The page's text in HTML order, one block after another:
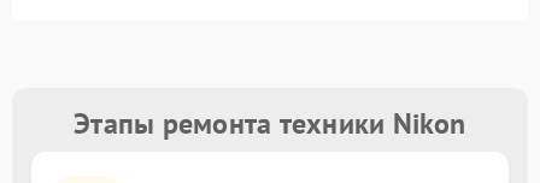
Этапы ремонта техники Nikon